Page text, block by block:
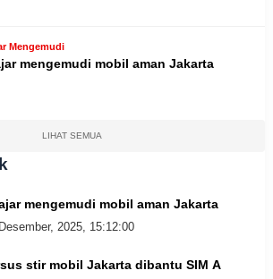
Mengemudi
mengemudi mobil aman Jakarta
LIHAT SEMUA
mengemudi mobil aman Jakarta
2025, 15:12:00
stir mobil Jakarta dibantu SIM A